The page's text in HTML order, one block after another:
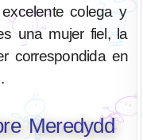
colega y
una mujer fiel, la
correspondida en
Meredydd